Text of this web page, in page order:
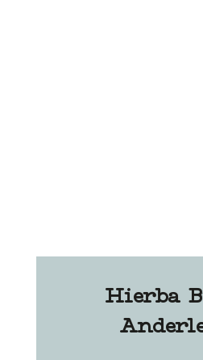
Hierba